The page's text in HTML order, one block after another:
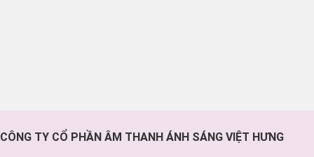
CÔNG TY CỔ PHẦN ÂM THANH ÁNH SÁNG VIỆT HƯNG